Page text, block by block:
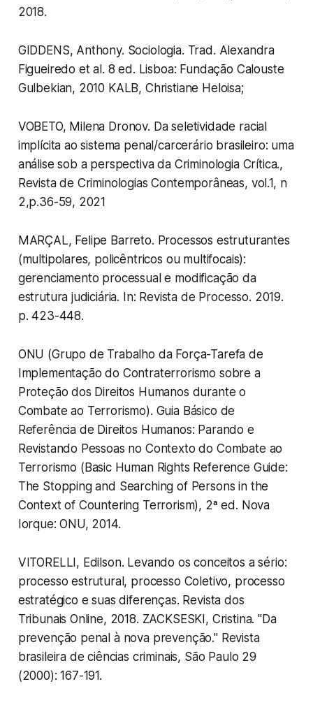
2018.
GIDDENS, Anthony. Sociologia. Trad. Alexandra
Figueiredo et al. 8 ed. Lisboa: Fundação Calouste
Gulbekian, 2010 KALB, Christiane Heloisa;
VOBETO, Milena Dronov. Da seletividade racial
implícita ao sistema penal/carcerário brasileiro: uma
análise sob a perspectiva da Criminologia Crítica.,
Revista de Criminologias Contemporâneas, vol.1, n
2,p.36-59, 2021
MARÇAL, Felipe Barreto. Processos estruturantes
(multipolares, policêntricos ou multifocais):
gerenciamento processual e modificação da
estrutura judiciária. In: Revista de Processo. 2019.
p. 423-448.
ONU (Grupo de Trabalho da Força-Tarefa de
Implementação do Contraterrorismo sobre a
Proteção dos Direitos Humanos durante o
Combate ao Terrorismo). Guia Básico de
Referência de Direitos Humanos: Parando e
Revistando Pessoas no Contexto do Combate ao
Terrorismo ( Basic Human Rights Reference Guide:
The Stopping and Searching of Persons in the
Context of Countering Terrorism), 2ª ed. Nova
Iorque: ONU, 2014.
VITORELLI, Edilson. Levando os conceitos a sério:
processo estrutural, processo Coletivo, processo
estratégico e suas diferenças. Revista dos
Tribunais Online, 2018. ZACKSESKI, Cristina. "Da
prevenção penal à nova prevenção." Revista
brasileira de ciências criminais, São Paulo 29
(2000): 167-191.